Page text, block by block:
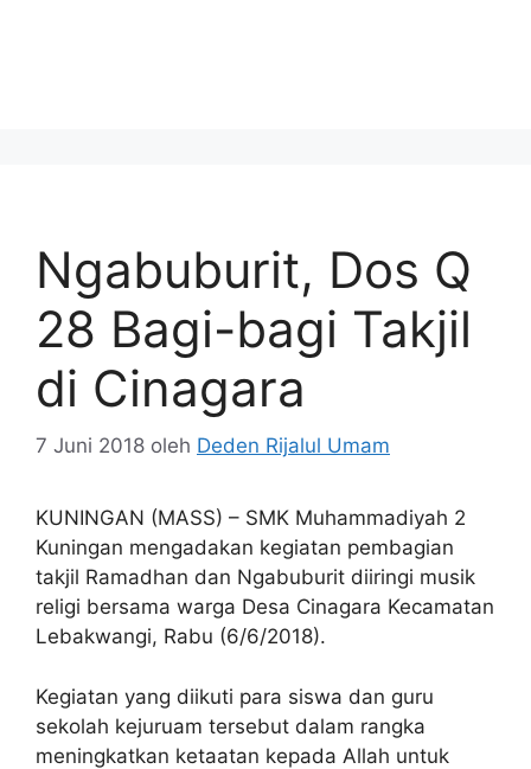
Ngabuburit, Dos Q
28 Bagi-bagi Takjil
di Cinagara
7 Juni 2018 oleh Deden Rijalul Umam
KUNINGAN (MASS) – SMK Muhammadiyah 2
Kuningan mengadakan kegiatan pembagian
takjil Ramadhan dan Ngabuburit diiringi musik
religi bersama warga Desa Cinagara Kecamatan
Lebakwangi, Rabu (6/6/2018).
Kegiatan yang diikuti para siswa dan guru
sekolah kejuruam tersebut dalam rangka
meningkatkan ketaatan kepada Allah untuk